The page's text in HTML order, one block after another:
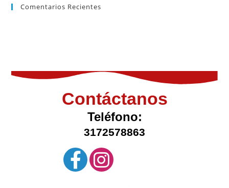
Comentarios Recientes
Contáctanos
Teléfono:
3172578863